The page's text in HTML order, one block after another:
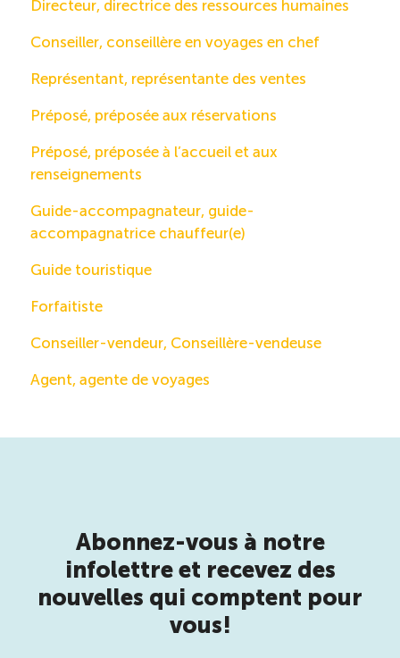
Directeur, directrice des ressources humaines
Conseiller, conseillère en voyages en chef
Représentant, représentante des ventes
Préposé, préposée aux réservations
Préposé, préposée à l’accueil et aux
renseignements
Guide-accompagnateur, guide-
accompagnatrice chauffeur(e)
Guide touristique
Forfaitiste
Conseiller-vendeur, Conseillère-vendeuse
Agent, agente de voyages
Abonnez-vous à notre
infolettre et recevez des
nouvelles qui comptent pour
vous!